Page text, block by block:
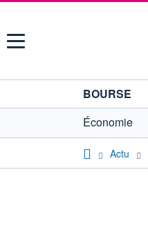
Menu
BOURSE
Économie
Actu